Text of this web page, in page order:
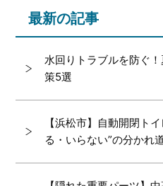
最新の記事
水回りトラブルを防ぐ
策5選
【浜松市】自動開閉ト
る・いらない”の分かれ